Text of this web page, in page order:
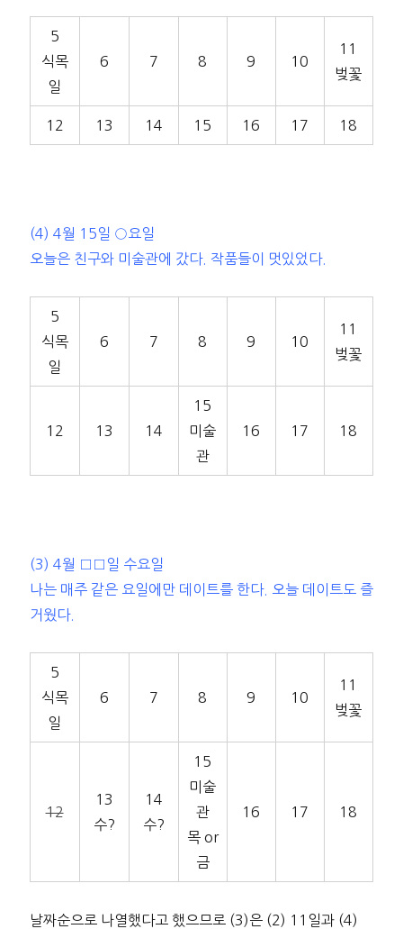
5
식목
일
6 7 8 9 10
11
벚꽃
12 13 14 15 16 17 18
(4) 4월 15일 ○요일
오늘은 친구와 미술관에 갔다. 작품들이 멋있었다.
5
식목
일
6 7 8 9 10
11
벚꽃
12 13 14
15
미술
관
16 17 18
(3) 4월 □□일 수요일
나는 매주 같은 요일에만 데이트를 한다. 오늘 데이트도 즐
거웠다.
5
식목
일
6 7 8 9 10
11
벚꽃
12
13
수?
14
수?
15
미술
관
목 or
금
16 17 18
날짜순으로 나열했다고 했으므로 (3)은 (2) 11일과 (4)